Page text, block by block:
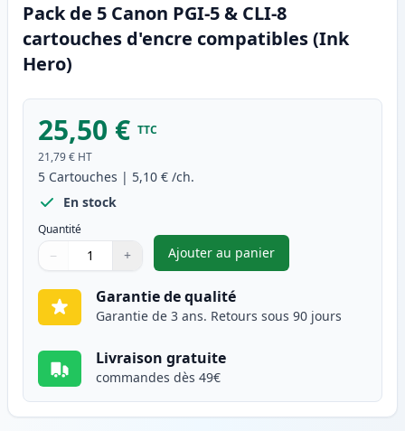
Pack de 5 Canon PGI-5 & CLI-8
cartouches d'encre compatibles (Ink
Hero)
25,50 € TTC
21,79 € HT
5 Cartouches | 5,10 € /ch.
En stock
Quantité
Quantité
Utilisez les boutons pour ajuster
− +
Quantité
Ajouter au panier
,Pack de 5 Canon PGI-5 &
Garantie de qualité
Garantie de 3 ans. Retours sous 90 jours
Livraison gratuite
commandes dès 49€